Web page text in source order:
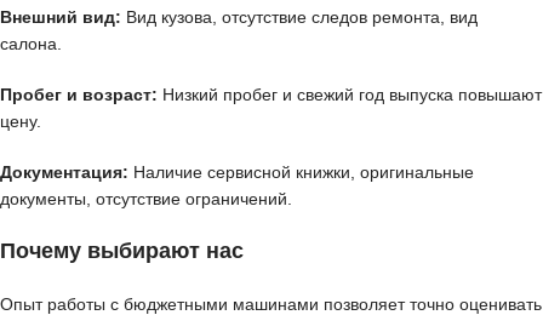
Внешний вид: Вид кузова, отсутствие следов ремонта, вид
салона.
Пробег и возраст: Низкий пробег и свежий год выпуска повышают
цену.
Документация: Наличие сервисной книжки, оригинальные
документы, отсутствие ограничений.
Почему выбирают нас
Опыт работы с бюджетными машинами позволяет точно оценивать